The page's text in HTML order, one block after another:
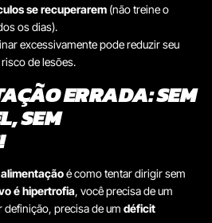
se recuperarem (não treine o
os dias).
excessivamente pode reduzir seu
de lesões.
ERRADA: SEM
SEM
é como tentar dirigir sem
é hipertrofia, você precisa de um
definição, precisa de um déficit